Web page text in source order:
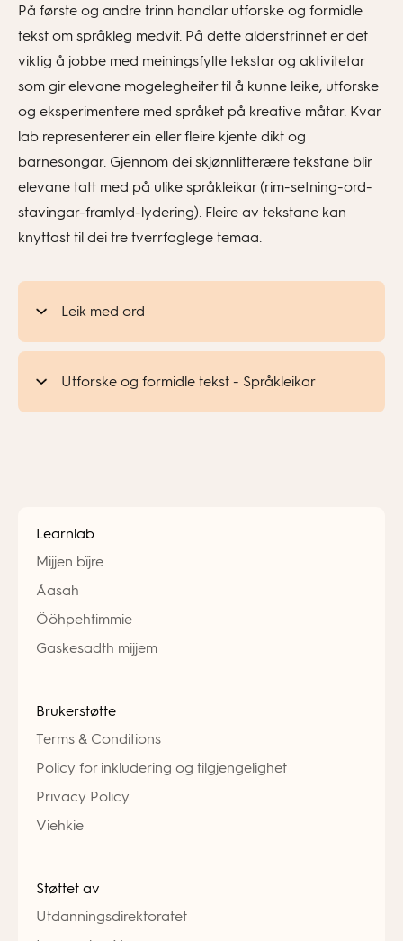
På første og andre trinn handlar utforske og formidle
tekst om språkleg medvit. På dette alderstrinnet er det
viktig å jobbe med meiningsfylte tekstar og aktivitetar
som gir elevane mogelegheiter til å kunne leike, utforske
og eksperimentere med språket på kreative måtar. Kvar
lab representerer ein eller fleire kjente dikt og
barnesongar. Gjennom dei skjønnlitterære tekstane blir
elevane tatt med på ulike språkleikar (rim-setning-ord-
stavingar-framlyd-lydering). Fleire av tekstane kan
knyttast til dei tre tverrfaglege temaa.
Leik med ord
Utforske og formidle tekst - Språkleikar
Learnlab
Mijjen bïjre
Åasah
Ööhpehtimmie
Gaskesadth mijjem
Brukerstøtte
Terms & Conditions
Policy for inkludering og tilgjengelighet
Privacy Policy
Viehkie
Støttet av
Utdanningsdirektoratet